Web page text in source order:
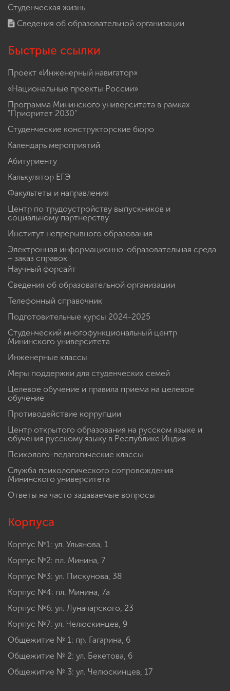
Студенческая жизнь
Сведения об образовательной организации
Быстрые ссылки
Проект «Инженерный навигатор»
«Национальные проекты России»
Программа Мининского университета в рамках
"Приоритет 2030"
Студенческие конструкторские бюро
Календарь мероприятий
Абитуриенту
Калькулятор ЕГЭ
Факультеты и направления
Центр по трудоустройству выпускников и
социальному партнерству
Институт непрерывного образования
Электронная информационно-образовательная среда
+ заказ справок
Научный форсайт
Сведения об образовательной организации
Телефонный справочник
Подготовительные курсы 2024-2025
Студенческий многофункциональный центр
Мининского университета
Инженерные классы
Меры поддержки для студенческих семей
Целевое обучение и правила приема на целевое
обучение
Противодействие коррупции
Центр открытого образования на русском языке и
обучения русскому языку в Республике Индия
Психолого-педагогические классы
Служба психологического сопровождения
Мининского университета
Ответы на часто задаваемые вопросы
Корпуса
Корпус №1: ул. Ульянова, 1
Корпус №2: пл. Минина, 7
Корпус №3: ул. Пискунова, 38
Корпус №4: пл. Минина, 7а
Корпус №6: ул. Луначарского, 23
Корпус №7: ул. Челюскинцев, 9
Общежитие № 1: пр. Гагарина, 6
Общежитие № 2: ул. Бекетова, 6
Общежитие № 3: ул. Челюскинцев, 17